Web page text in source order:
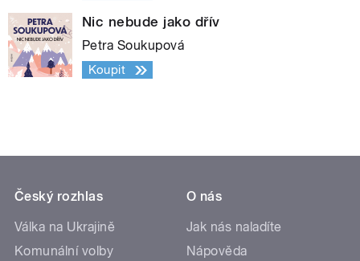
Nic nebude jako dřív
Petra Soukupová
Koupit
Český rozhlas
Válka na Ukrajině
Komunální volby
O nás
Jak nás naladíte
Nápověda